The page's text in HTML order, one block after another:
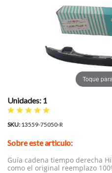
Toque
Unidades: 1
SKU: 13559-75050-R
Sobre este articulo:
Guía cadena tiempo derecha
como el original reemplazo